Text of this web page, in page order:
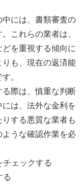
には、書類審査の
これらの業者は、
を重視する傾向に
も、現在の返済能
。
際は、慎重な判断
は、法外な金利を
する悪質な業者も
うな確認作業を必
チェックする
る